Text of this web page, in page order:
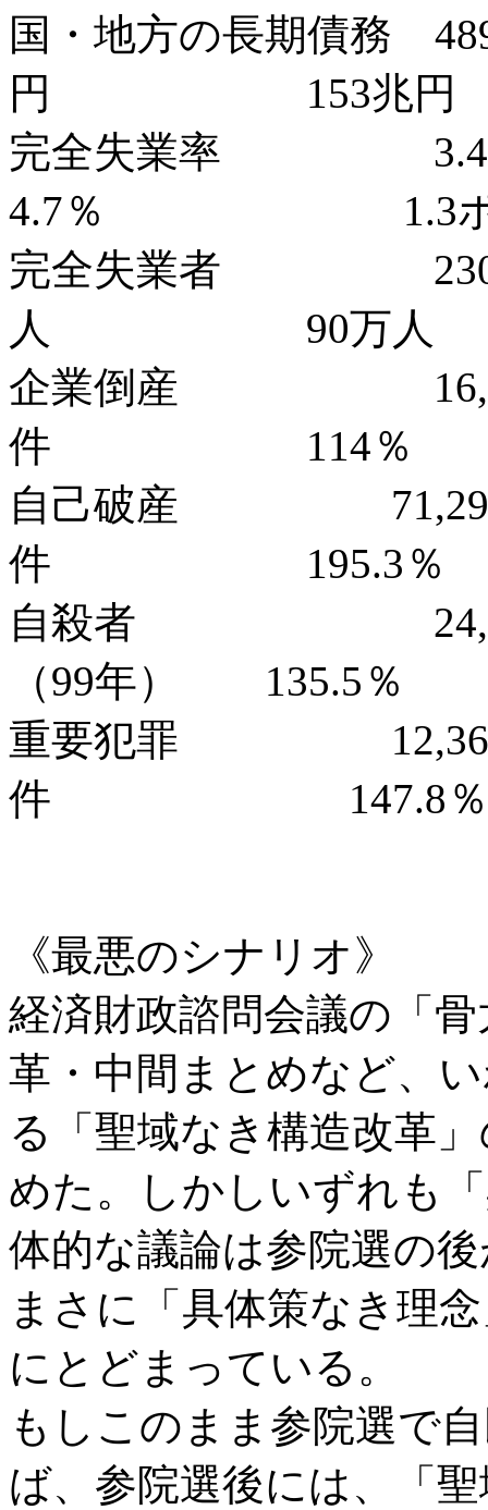
国・地方の長期債
円 153兆円
完全失業
4.7％ 1.3ポ
完全失業者
人 90万人
企業倒産
件 114％
自己破産
件 195.3％
自殺者
（99年） 135.5％
重要犯罪
件 147.8％
《最悪のシナリオ》
経済財政諮問会議の「
革・中間まとめなど、
る「聖域なき構造改革
めた。しかしいずれも
体的な議論は参院選の
まさに「具体策なき理
にとどまっている。
もしこのまま参院選で
ば、参院選後には、「